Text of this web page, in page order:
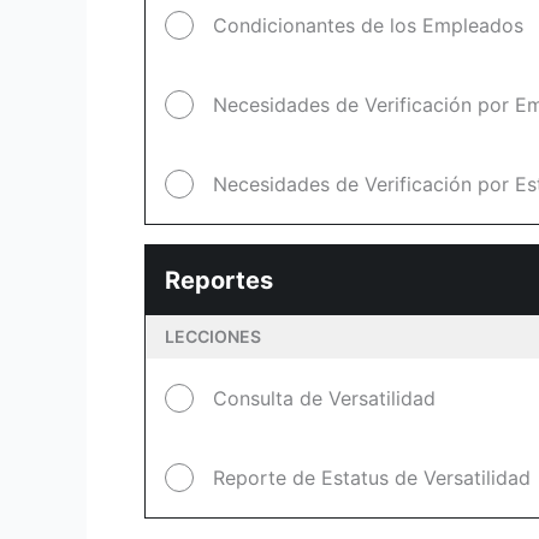
Condicionantes de los Empleados
Necesidades de Verificación por
Necesidades de Verificación por
Reportes
LECCIONES
Consulta de Versatilidad
Reporte de Estatus de Versatilidad